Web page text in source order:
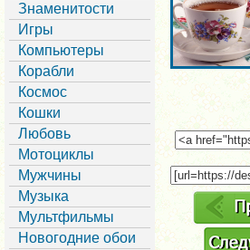
Знаменитости
Игры
Компьютеры
Корабли
Космос
Кошки
Любовь
Мотоциклы
Мужчины
Музыка
Мультфильмы
Новогодние обои